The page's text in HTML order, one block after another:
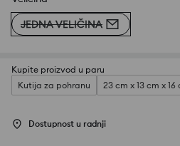
JEDNA VELIČINA
Kupite proizvod u paru
Kutija za pohranu
23 cm x 13 cm x 16
Dostupnost u radnji